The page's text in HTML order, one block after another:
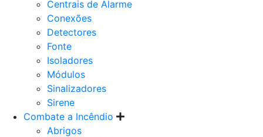
Centrais de Alarme
Conexões
Detectores
Fonte
Isoladores
Módulos
Sinalizadores
Sirene
Combate a Incêndio
Abrigos